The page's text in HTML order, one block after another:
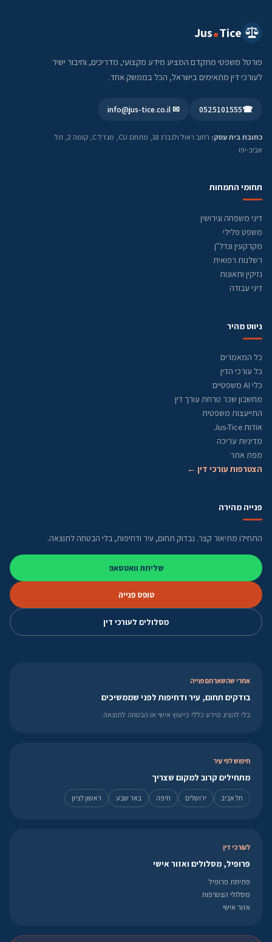
Jus Tice
פורטל משפטי מתקדם המציע מידע מקצועי, מדריכים, וחיבור ישיר
לעורכי דין מתאימים בישראל, הכל בממשק אחד.
☎
0525101555
✉ info@jus-tice.co.il
כתובת בית עסק:
רחוב ראול ולנברג 18, מתחם CU, מגדל C, קומה 2, תל
אביב-יפו
תחומי התמחות
דיני משפחה וגירושין
משפט פלילי
מקרקעין ונדל"ן
רשלנות רפואית
נזיקין ותאונות
דיני עבודה
ניווט מהיר
כל המאמרים
כל עורכי הדין
כלי AI משפטיים
מחשבון שכר טרחת עורך דין
התייעצות משפטית
אודות Jus-Tice
מדיניות עריכה
מפת אתר
הצטרפות עורכי דין ←
פנייה מהירה
התחילו מתיאור קצר. נבדוק תחום, עיר ודחיפות, בלי הבטחה לתוצאה.
שליחת וואטסאפ
טופס פנייה
מסלולים לעורכי דין
אחרי שהשארתם פנייה
בודקים תחום, עיר ודחיפות לפני שממשיכים
בלי להציג מידע כללי כייעוץ אישי או הבטחה לתוצאה.
חיפוש לפי עיר
מתחילים קרוב למקום שצריך
תל אביב ירושלים חיפה באר שבע ראשון לציון
לעורכי דין
פרופיל, מסלולים ואזור אישי
פתיחת פרופיל
מסלולי הצטרפות
אזור אישי